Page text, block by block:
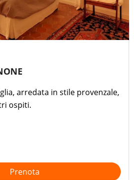
arredata in stile provenzale,
ospiti.
Prenota